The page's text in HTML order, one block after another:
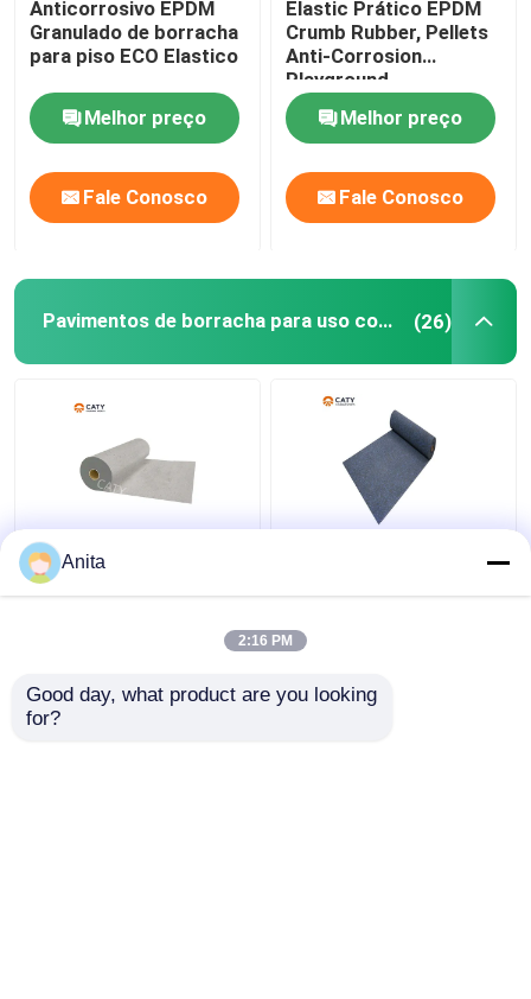
Anticorrosivo EPDM
Granulado de borracha
para piso ECO Elastico
Melhor preço
Fale Conosco
Elastic Prático EPDM
Crumb Rubber, Pellets
Anti-Corrosion
Playground
Melhor preço
Fale Conosco
Pavimentos de borracha para uso comercial (26)
Pavimento de borracha
comercial cinza de
absorvente fitness
piso comercial
Anita
2:16 PM
Good day, what product are you looking
for?